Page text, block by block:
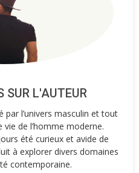
SUR L'AUTEUR
par l’univers masculin et tout
de l’homme moderne.
été curieux et avide de
à explorer divers domaines
contemporaine.